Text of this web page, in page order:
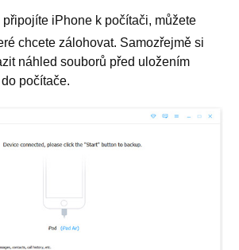
iPhone k počítači, můžete
chcete zálohovat. Samozřejmě si
náhled souborů před uložením
počítače.